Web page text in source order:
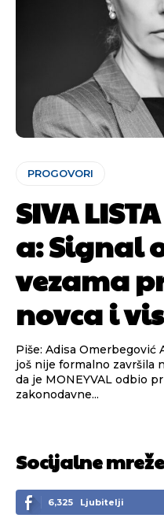
PROGOVORI
SIVA
a: Signal
vezama
novca i
Piše: Adisa Omerbegović Arapović Bosna
još nije formalno završila
da je MONEYVAL odbio
zakonodavne...
Socijalne mreže
6,325 Ljubitelji